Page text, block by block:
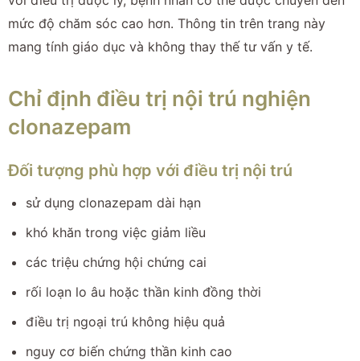
mức độ chăm sóc cao hơn. Thông tin trên trang này
mang tính giáo dục và không thay thế tư vấn y tế.
Chỉ định điều trị nội trú nghiện
clonazepam
Đối tượng phù hợp với điều trị nội trú
sử dụng clonazepam dài hạn
khó khăn trong việc giảm liều
các triệu chứng hội chứng cai
rối loạn lo âu hoặc thần kinh đồng thời
điều trị ngoại trú không hiệu quả
nguy cơ biến chứng thần kinh cao